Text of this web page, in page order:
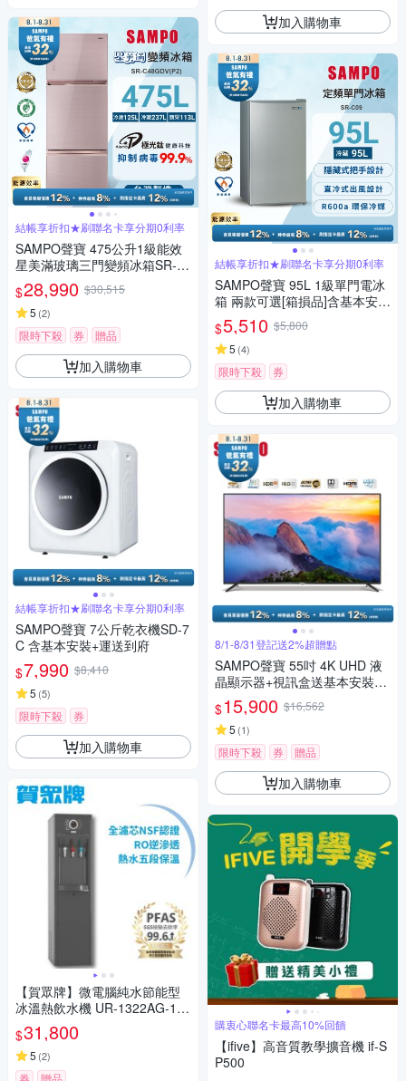
結帳享折扣★刷聯名卡享分期0利率
SAMPO聲寶 475公升1級能效
星美滿玻璃三門變頻冰箱SR-C
48GDV(P2)琉璃粉 含基本安裝
+舊機回收
$28,990 $30,515
5 (2)
限時下殺 券 贈品
加入購物車
結帳享折扣★刷聯名卡享分期0利率
SAMPO聲寶 7公斤乾衣機SD-7
C 含基本安裝+運送到府
$7,990 $8,410
5 (5)
限時下殺 券
加入購物車
【賀眾牌】微電腦純水節能型
冰溫熱飲水機 UR-1322AG-1(1
級節能/全濾芯NSF認證/逆滲透/
主機含濾芯/原廠服務)
$31,800
5 (2)
加入購物車
結帳享折扣★刷聯名卡享分期0利率
SAMPO聲寶 95L 1級單門電冰
箱 兩款可選[箱損品]含基本安裝
+舊機回收
$5,510 $5,800
5 (4)
限時下殺 券
加入購物車
8/1-8/31登記送2%超贈點
SAMPO聲寶 55吋 4K UHD 液
晶顯示器+視訊盒送基本安裝
+舊機回收 EM-55GF610
$15,900 $16,562
5 (1)
限時下殺 券 贈品
加入購物車
購衷心聯名卡最高10%回饋
【ifive】高音質教學擴音機 if-S
P500